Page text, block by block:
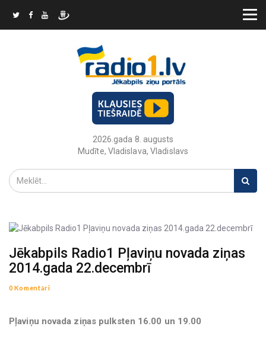
2026.gada 8. augusts
Mudīte, Vladislava, Vladislavs
Jēkabpils Radio1 Pļaviņu novada ziņas
2014.gada 22.decembrī
0 Komentāri
Pļaviņu novada ziņas pulksten 16.00 un 19.00